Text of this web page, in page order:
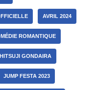
AVRIL 2024
ROMANTIQUE
HITSUJI GONDAIRA
JUMP FESTA 2023